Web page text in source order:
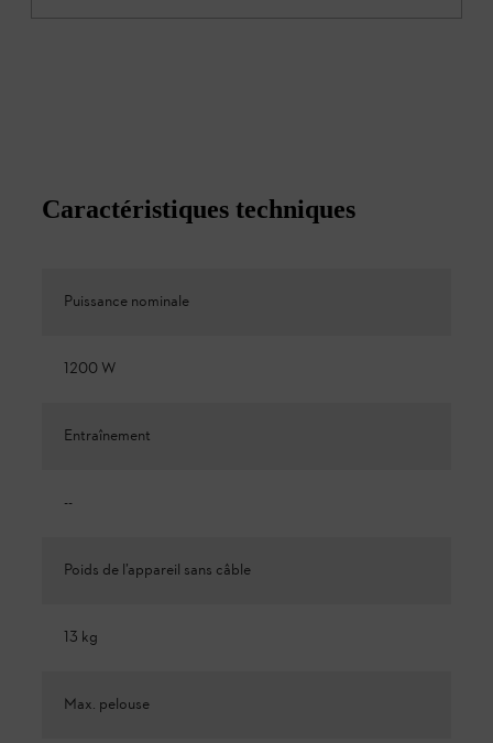
Caractéristiques techniques
Puissance nominale
1200 W
Entraînement
--
Poids de l’appareil sans câble
13 kg
Max. pelouse